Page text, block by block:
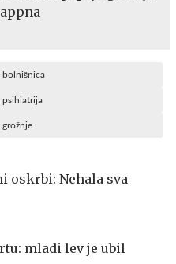
bolnišnica
psihiatrija
grožnje
oskrbi: Nehala sva
mladi lev je ubil